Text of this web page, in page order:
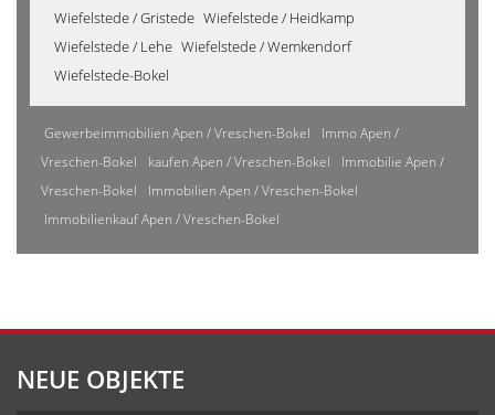
Wiefelstede / Gristede Wiefelstede / Heidkamp
Wiefelstede / Lehe Wiefelstede / Wemkendorf
Wiefelstede-Bokel
Gewerbeimmobilien Apen / Vreschen-Bokel
Immo Apen /
Vreschen-Bokel
kaufen Apen / Vreschen-Bokel
Immobilie Apen /
Vreschen-Bokel
Immobilien Apen / Vreschen-Bokel
Immobilienkauf Apen / Vreschen-Bokel
NEUE OBJEKTE